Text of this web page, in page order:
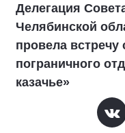
Делегация
Челябинской
провела
пограничного
казачье»